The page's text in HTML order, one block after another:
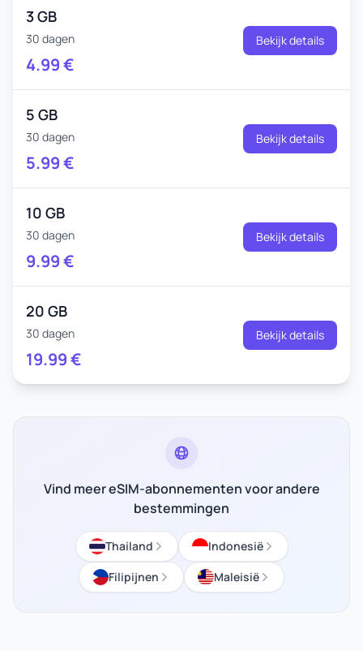
3 GB
30 dagen
4.99€
Bekijk details
5 GB
30 dagen
5.99€
Bekijk details
10 GB
30 dagen
9.99€
Bekijk details
20 GB
30 dagen
19.99€
Bekijk details
Vind meer eSIM-abonnementen voor andere
bestemmingen
Thailand
Indonesië
Filipijnen
Maleisië